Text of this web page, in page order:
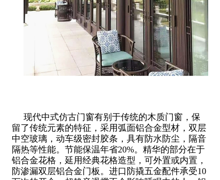
现代中式仿古门窗有别于传统的木质门窗，保
留了传统元素的特征，采用弧面铝合金型材，双层
中空玻璃，动车级密封胶条，具有防水防尘，隔音
隔热等性能。节能保温年省20%。精华的部分在于
铝合金花格，延用经典花格造型，可外置或内置，
防渗漏双层铝合金门板。进口防撬五金配件承受10